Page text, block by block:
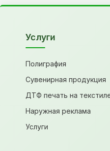
Услуги
Полиграфия
Сувенирная продукция
ДТФ печать на
Наружная реклама
Услуги